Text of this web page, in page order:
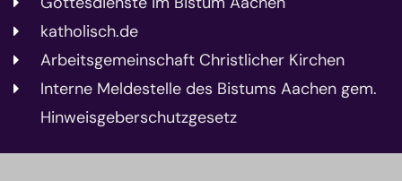
katholisch.de
Arbeitsgemeinschaft Christlicher Kirchen
Interne Meldestelle des Bistums Aachen gem.
Hinweisgeberschutzgesetz